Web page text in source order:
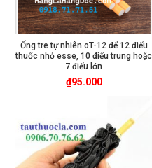
Ống tre tự nhiên oT-12 để 12 điếu
thuốc nhỏ esse, 10 điếu trung hoặc
7 điếu lớn
₫95.000